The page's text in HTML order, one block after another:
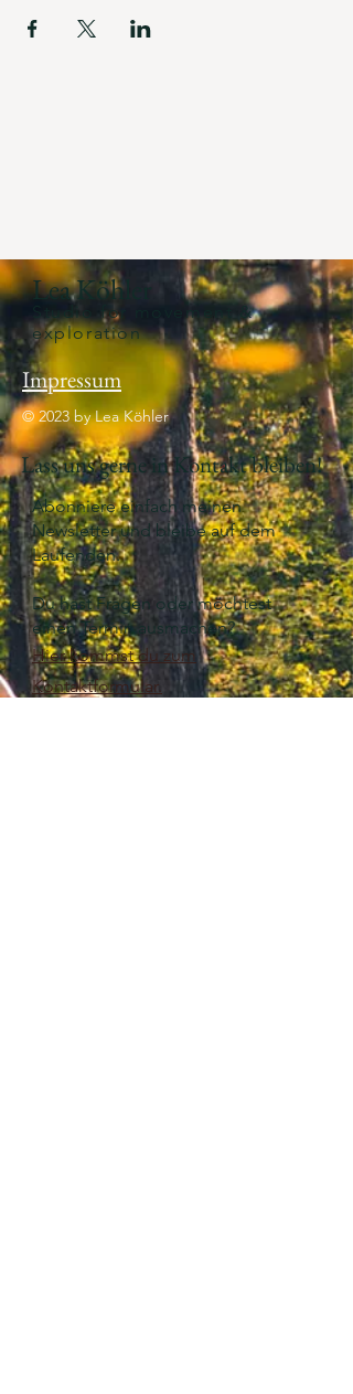
Lea Köhler
Studio for movement &
exploration
Impressum
© 2023 by Lea Köhler
Lass uns gerne in Kontakt bleiben!
Abonniere einfach meinen
Newsletter und bleibe auf dem
Laufenden.
Du hast Fragen oder möchtest
einen Termin ausmachen?
Hier kommst du zum
Kontaktformular.